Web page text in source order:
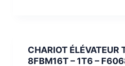
CHARIOT ÉLÉVATEUR
8FBM16T – 1T6 –